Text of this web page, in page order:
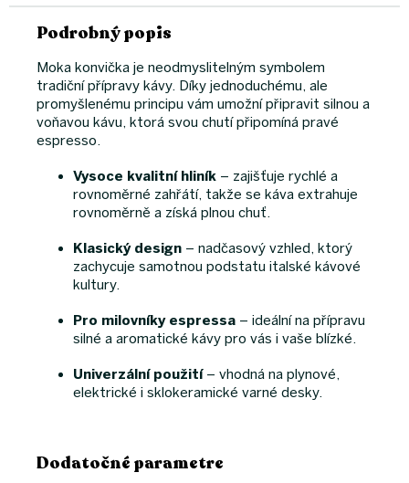
Podrobný popis
Moka konvička je neodmyslitelným symbolem
tradiční přípravy kávy. Díky jednoduchému, ale
promyšlenému principu vám umožní připravit silnou a
voňavou kávu, ktorá svou chutí připomíná pravé
espresso.
Vysoce kvalitní hliník – zajišťuje rychlé a
rovnoměrné zahřátí, takže se káva extrahuje
rovnoměrně a získá plnou chuť.
Klasický design – nadčasový vzhled, ktorý
zachycuje samotnou podstatu italské kávové
kultury.
Pro milovníky espressa – ideální na přípravu
silné a aromatické kávy pro vás i vaše blízké.
Univerzální použití– vhodná na plynové,
elektrické i sklokeramické varné desky.
Dodatočné parametre